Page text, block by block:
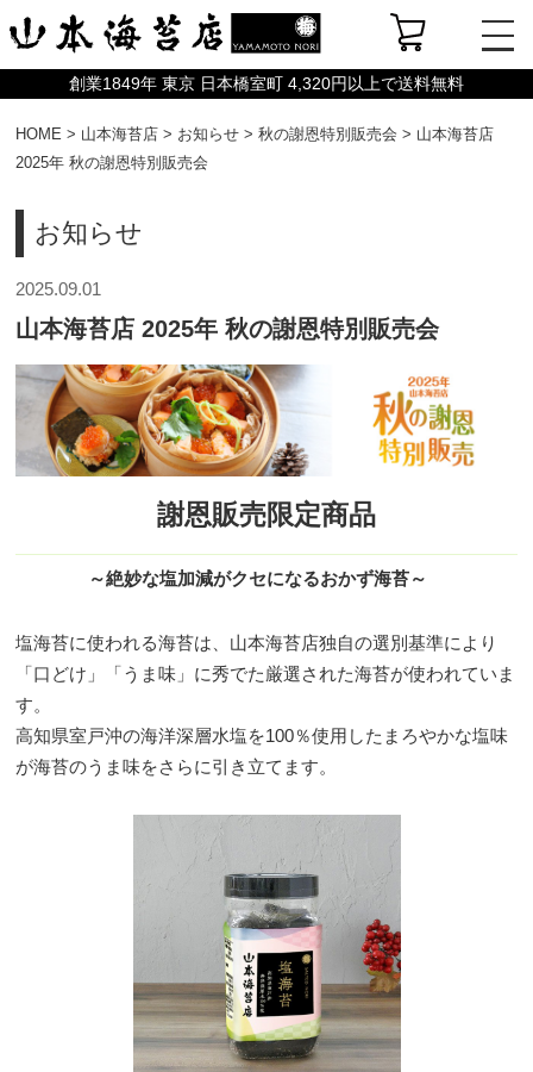
創業1849年 東京 日本橋室町 4,320円以上で送料無料
HOME > 山本海苔店 > お知らせ >秋の謝恩特別販売会 > 山本海苔店
2025年 秋の謝恩特別販売会
お知らせ
2025.09.01
山本海苔店 2025年 秋の謝恩特別販売会
謝恩販売限定商品
～絶妙な塩加減がクセになるおかず海苔～
塩海苔に使われる海苔は、山本海苔店独自の選別基準により
「口どけ」「うま味」に秀でた厳選された海苔が使われていま
す。
高知県室戸沖の海洋深層水塩を100％使用したまろやかな塩味
が海苔のうま味をさらに引き立てます。